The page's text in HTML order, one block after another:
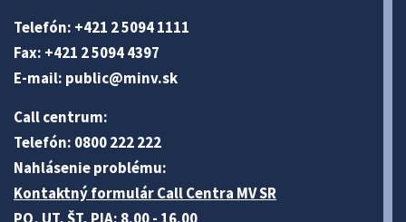
Telefón: +421 2 5094 1111
Fax: +421 2 5094 4397
E-mail: public@minv.sk
Call centrum:
Telefón: 0800 222 222
Nahlásenie problému:
Kontaktný formulár Call Centra MV SR